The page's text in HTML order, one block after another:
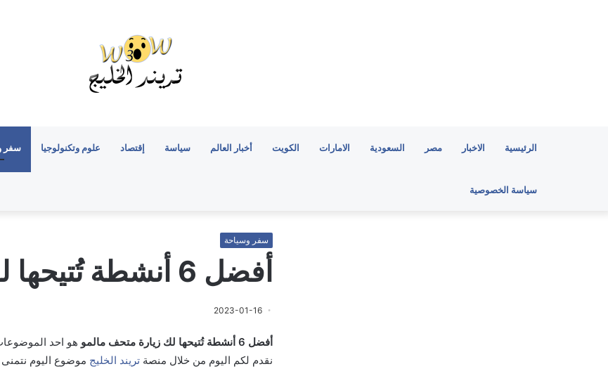
الرئيسية الاخبار مصر السعودية الامارات الكويت أخبار العالم سياسة إقتصاد علوم وتكنولوجيا سفر
سياسة الخصوصية
سفر وسياحة
أفضل 6 أنشطة تُتيحها لك زيارة متحف مالمو
2023-01-16
أفضل 6 أنشطة تُتيحها لك زيارة متحف مالمو
هو احد
نقدم لكم اليوم من خلال منصة تريند الخليج موضوع اليوم